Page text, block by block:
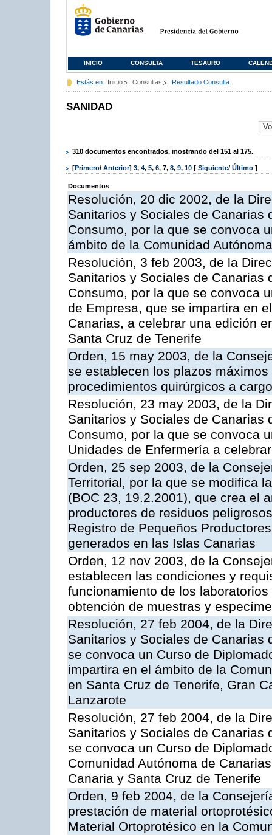
INICIO CONSULTA TESAURO
Estás en: Inicio Consultas Resultado Consulta
SANIDAD
310 documentos encontrados, mostrando del 151 al 175.
[Primero/ Anterior] 3, 4, 5, 6, 7, 8, 9, 10 [ Siguiente/ Último ]
Documentos
Resolución, 20 dic 2002, de la
Sanitarios y Sociales de Canarias
Consumo, por la que se convoca
ámbito de la Comunidad
Resolución, 3 feb 2003, de la
Sanitarios y Sociales de Canarias
Consumo, por la que se convoca
de Empresa, que se impartira en
Canarias, a celebrar una edición
Santa Cruz de Tenerife
Orden, 15 may 2003, de la
se establecen los plazos
procedimientos quirúrgicos a
Resolución, 23 may 2003, de la
Sanitarios y Sociales de Canarias
Consumo, por la que se convoca
Unidades de Enfermería a
Orden, 25 sep 2003, de la
Territorial, por la que se modifica
(BOC 23, 19.2.2001), que crea el
productores de residuos
Registro de Pequeños
generados en las Islas Canarias
Orden, 12 nov 2003, de la
establecen las condiciones y
funcionamiento de los
obtención de muestras y
Resolución, 27 feb 2004, de la
Sanitarios y Sociales de Canarias
se convoca un Curso de
impartira en el ámbito de la
en Santa Cruz de Tenerife, Gran
Lanzarote
Resolución, 27 feb 2004, de la
Sanitarios y Sociales de Canarias
se convoca un Curso de
Comunidad Autónoma de
Canaria y Santa Cruz de Tenerife
Orden, 9 feb 2004, de la
prestación de material
Material Ortoprotésico en la